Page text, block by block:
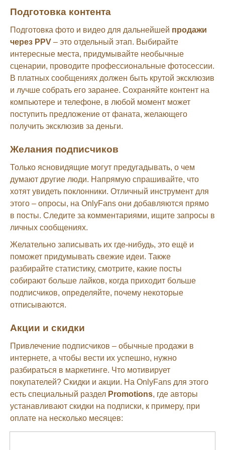
Подготовка контента
Подготовка фото и видео для дальнейшей продажи
через PPV – это отдельный этап. Выбирайте
интересные места, придумывайте необычные
сценарии, проводите профессиональные фотосессии.
В платных сообщениях должен быть крутой эксклюзив
и лучше собрать его заранее. Сохраняйте контент на
компьютере и телефоне, в любой момент может
поступить предложение от фаната, желающего
получить эксклюзив за деньги.
Желания подписчиков
Только ясновидящие могут предугадывать, о чем
думают другие люди. Напрямую спрашивайте, что
хотят увидеть поклонники. Отличный инструмент для
этого – опросы, на OnlyFans они добавляются прямо
в посты. Следите за комментариями, ищите запросы в
личных сообщениях.
Желательно записывать их где-нибудь, это ещё и
поможет придумывать свежие идеи. Также
разбирайте статистику, смотрите, какие посты
собирают больше лайков, когда приходит больше
подписчиков, определяйте, почему некоторые
отписываются.
Акции и скидки
Привлечение подписчиков – обычные продажи в
интернете, а чтобы вести их успешно, нужно
разбираться в маркетинге. Что мотивирует
покупателей? Скидки и акции. На OnlyFans для этого
есть специальный раздел Promotions, где авторы
устанавливают скидки на подписки, к примеру, при
оплате на несколько месяцев: